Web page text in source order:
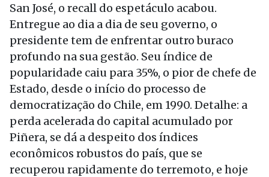
San José, o recall do espetáculo acabou.
Entregue ao dia a dia de seu governo, o
presidente tem de enfrentar outro buraco
profundo na sua gestão. Seu índice de
popularidade caiu para 35%, o pior de chefe de
Estado, desde o início do processo de
democratização do Chile, em 1990. Detalhe: a
perda acelerada do capital acumulado por
Piñera, se dá a despeito dos índices
econômicos robustos do país, que se
recuperou rapidamente do terremoto, e hoje